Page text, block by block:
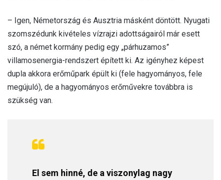
– Igen, Németország és Ausztria másként döntött. Nyugati
szomszédunk kivételes vízrajzi adottságairól már esett
szó, a német kormány pedig egy „párhuzamos”
villamosenergia-rendszert épített ki. Az igényhez képest
dupla akkora erőműpark épült ki (fele hagyományos, fele
megújuló), de a hagyományos erőművekre továbbra is
szükség van.
El sem hinné, de a viszonylag nagy